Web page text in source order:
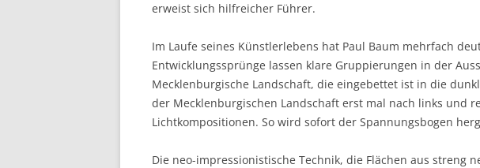
erweist sich hilfreicher Führer.
Im Laufe seines Künstlerlebens hat Paul Baum mehrfach
Entwicklungssprünge lassen klare Gruppierungen in der
Mecklenburgische Landschaft, die eingebettet ist in die
der Mecklenburgischen Landschaft erst mal nach links
Lichtkompositionen. So wird sofort der Spannungsbogen
Die neo-impressionistische Technik, die Flächen aus streng